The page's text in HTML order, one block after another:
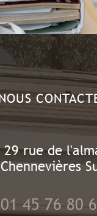
NOUS
29 rue de
Chennevières
01 45 76 80